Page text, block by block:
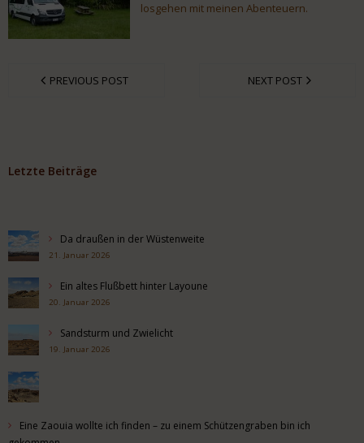
losgehen mit meinen Abenteuern.
PREVIOUS POST NEXT POST
Letzte Beiträge
Da draußen in der Wüstenweite
21. Januar 2026
Ein altes Flußbett hinter Layoune
20. Januar 2026
Sandsturm und Zwielicht
19. Januar 2026
Eine Zaouia wollte ich finden – zu einem Schützengraben bin ich